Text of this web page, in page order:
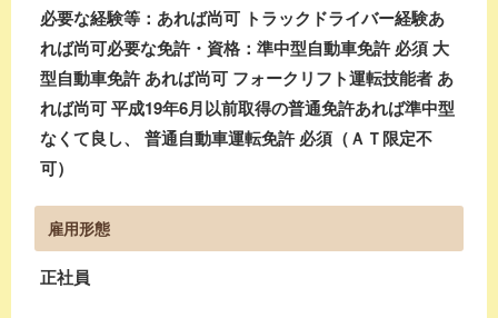
必要な経験等：あれば尚可 トラックドライバー経験あ
れば尚可必要な免許・資格：準中型自動車免許 必須 大
型自動車免許 あれば尚可 フォークリフト運転技能者 あ
れば尚可 平成19年6月以前取得の普通免許あれば準中型
なくて良し、 普通自動車運転免許 必須（ＡＴ限定不
可）
雇用形態
正社員